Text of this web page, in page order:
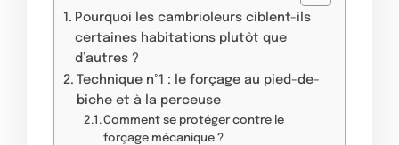
Pourquoi les cambrioleurs ciblent-ils
certaines habitations plutôt que
d’autres ?
Technique n°1 : le forçage au pied-de-
biche et à la perceuse
Comment se protéger contre le
forçage mécanique ?